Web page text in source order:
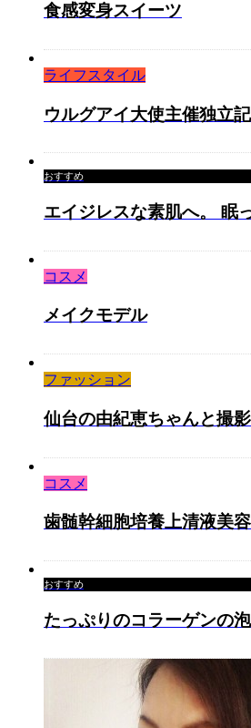
食感変身スイーツ
ライフスタイル
ウルグアイ大使主催独立
おすすめ
エイジレスな素肌へ。 眠
コスメ
メイクモデル
ファッション
仙台の由紀恵ちゃんと撮影
コスメ
歯髄幹細胞培養上清液美
おすすめ
たっぷりのコラーゲンの